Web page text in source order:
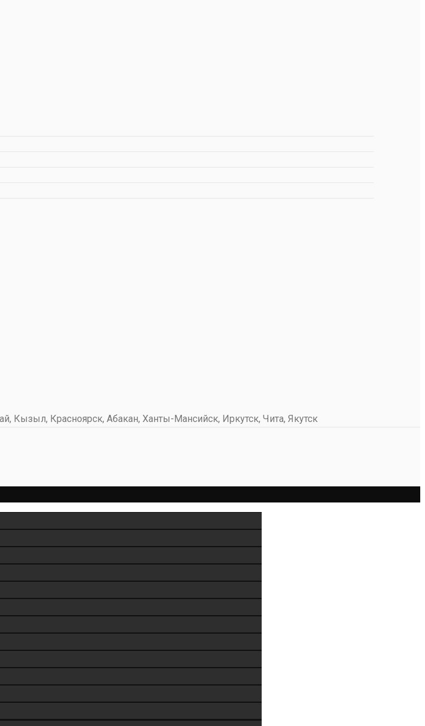
Кызыл, Красноярск, Абакан, Ханты-Мансийск, Иркутск, Чита, Якутск